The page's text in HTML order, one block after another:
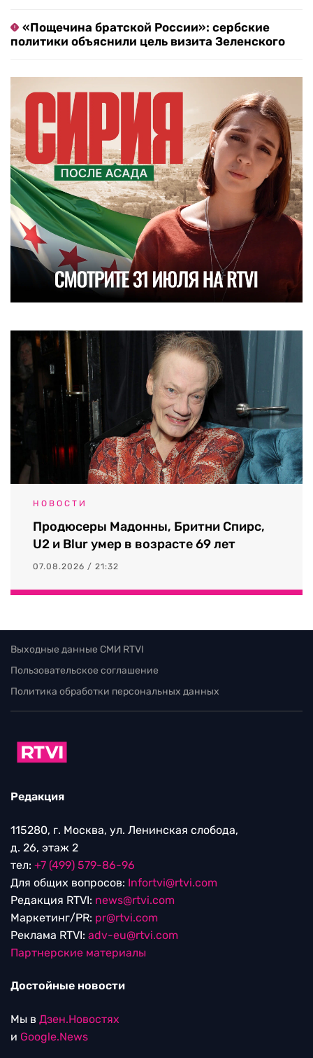
«Пощечина братской России»: сербские
политики объяснили цель визита Зеленского
НОВОСТИ
Продюсеры Мадонны, Бритни Спирс,
U2 и Blur умер в возрасте 69 лет
07.08.2026 / 21:32
Выходные данные СМИ RTVI
Пользовательское соглашение
Политика обработки персональных данных
Редакция
115280, г. Москва, ул. Ленинская слобода,
д. 26, этаж 2
тел: +7 (499) 579-86-96
Для общих вопросов: Infortvi@rtvi.com
Редакция RTVI: news@rtvi.com
Маркетинг/PR: pr@rtvi.com
Реклама RTVI: adv-eu@rtvi.com
Партнерские материалы
Достойные новости
Мы в Дзен.Новостях
и Google.News